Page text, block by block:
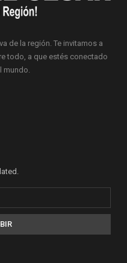
de la región. Te invitamos a
todo, a que estés conectado
mundo.